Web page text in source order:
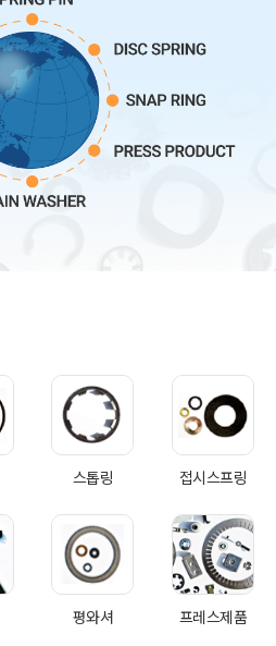
스톱링 접시스프링
평와셔 프레스제품